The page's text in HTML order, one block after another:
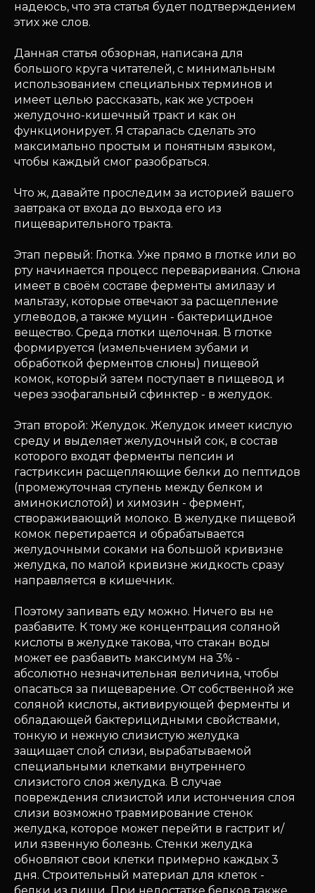
надеюсь, что эта статья будет подтверждением
этих же слов.
Данная статья обзорная, написана для
большого круга читателей, с минимальным
использованием специальных терминов и
имеет целью рассказать, как же устроен
желудочно-кишечный тракт и как он
функционирует. Я старалась сделать это
максимально простым и понятным языком,
чтобы каждый смог разобраться.
Что ж, давайте проследим за историей вашего
завтрака от входа до выхода его из
пищеварительного тракта.
Этап первый: Глотка. Уже прямо в глотке или во
рту начинается процесс переваривания. Слюна
имеет в своём составе ферменты амилазу и
мальтазу, которые отвечают за расщепление
углеводов, а также муцин - бактерицидное
вещество. Среда глотки щелочная. В глотке
формируется (измельчением зубами и
обработкой ферментов слюны) пищевой
комок, который затем поступает в пищевод и
через эзофагальный сфинктер - в желудок.
Этап второй: Желудок. Желудок имеет кислую
среду и выделяет желудочный сок, в состав
которого входят ферменты пепсин и
гастриксин расщепляющие белки до пептидов
(промежуточная ступень между белком и
аминокислотой) и химозин - фермент,
створаживающий молоко. В желудке пищевой
комок перетирается и обрабатывается
желудочными соками на большой кривизне
желудка, по малой кривизне жидкость сразу
направляется в кишечник.
Поэтому запивать еду можно. Ничего вы не
разбавите. К тому же концентрация соляной
кислоты в желудке такова, что стакан воды
может ее разбавить максимум на 3% -
абсолютно незначительная величина, чтобы
опасаться за пищеварение. От собственной же
соляной кислоты, активирующей ферменты и
обладающей бактерицидными свойствами,
тонкую и нежную слизистую желудка
защищает слой слизи, вырабатываемой
специальными клетками внутреннего
слизистого слоя желудка. В случае
повреждения слизистой или истончения слоя
слизи возможно травмирование стенок
желудка, которое может перейти в гастрит и/
или язвенную болезнь. Стенки желудка
обновляют свои клетки примерно каждых 3
дня. Строительный материал для клеток -